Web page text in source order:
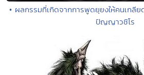
• ผลกรรมที่เกิดจากการพูดยุยงให้คนเกลี
ปัญญาวชิโร